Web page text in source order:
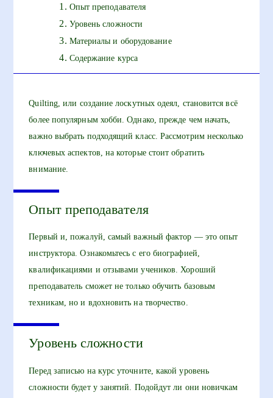
Опыт преподавателя
Уровень сложности
Материалы и оборудование
Содержание курса
Quilting, или создание лоскутных одеял, становится всё
более популярным хобби. Однако, прежде чем начать,
важно выбрать подходящий класс. Рассмотрим несколько
ключевых аспектов, на которые стоит обратить
внимание.
Опыт преподавателя
Первый и, пожалуй, самый важный фактор — это опыт
инструктора. Ознакомьтесь с его биографией,
квалификациями и отзывами учеников. Хороший
преподаватель сможет не только обучить базовым
техникам, но и вдохновить на творчество.
Уровень сложности
Перед записью на курс уточните, какой уровень
сложности будет у занятий. Подойдут ли они новичкам